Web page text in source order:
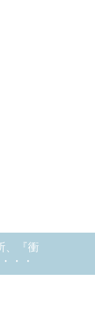
、『衝
・・